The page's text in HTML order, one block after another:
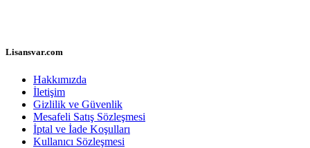
Lisansvar.com
Hakkımızda
İletişim
Gizlilik ve Güvenlik
Mesafeli Satış Sözleşmesi
İptal ve İade Koşulları
Kullanıcı Sözleşmesi